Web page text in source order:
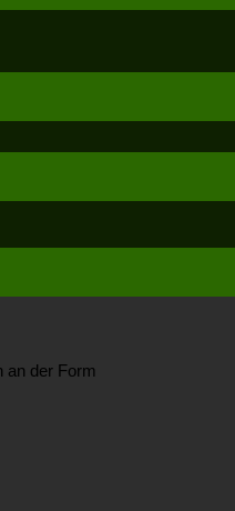
an der Form